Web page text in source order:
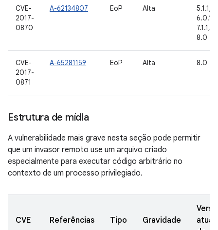
CVE-
2017-
0870
A-62134807 EoP Alta
5.1.1,
6.0.1,
7.1.1,
8.0
CVE-
2017-
0871
A-65281159 EoP Alta 8.0
Estrutura de mídia
A vulnerabilidade mais grave nesta seção pode permitir
que um invasor remoto use um arquivo criado
especialmente para executar código arbitrário no
contexto de um processo privilegiado.
CVE Referências Tipo Gravidade